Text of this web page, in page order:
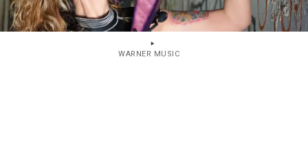
WARNER MUSIC